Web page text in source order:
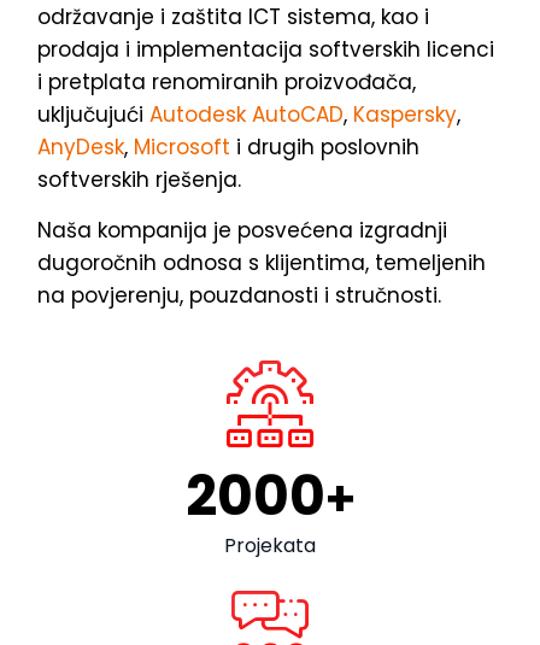
održavanje i zaštita ICT sistema, kao i
prodaja i implementacija softverskih licenci
i pretplata renomiranih proizvođača,
uključujući Autodesk AutoCAD, Kaspersky,
AnyDesk, Microsoft i drugih poslovnih
softverskih rješenja.
Naša kompanija je posvećena izgradnji
dugoročnih odnosa s klijentima, temeljenih
na povjerenju, pouzdanosti i stručnosti.
2000+
Projekata